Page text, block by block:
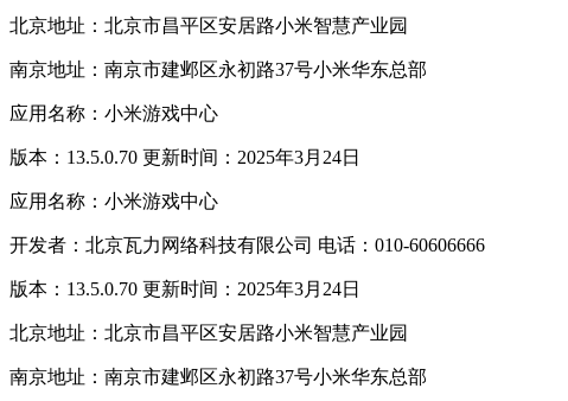
北京地址：北京市昌平区安居路小米智慧产业园
南京地址：南京市建邺区永初路37号小米华东总部
应用名称：小米游戏中心
版本：13.5.0.70 更新时间：2025年3月24日
应用名称：小米游戏中心
开发者：北京瓦力网络科技有限公司 电话：010-60606666
版本：13.5.0.70 更新时间：2025年3月24日
北京地址：北京市昌平区安居路小米智慧产业园
南京地址：南京市建邺区永初路37号小米华东总部